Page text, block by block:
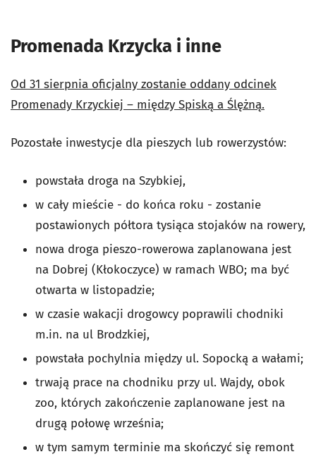
Promenada Krzycka i inne
Od 31 sierpnia oficjalny zostanie oddany odcinek
Promenady Krzyckiej – między Spiską a Ślężną.
Pozostałe inwestycje dla pieszych lub rowerzystów:
powstała droga na Szybkiej,
w cały mieście - do końca roku - zostanie
postawionych półtora tysiąca stojaków na rowery,
nowa droga pieszo-rowerowa zaplanowana jest
na Dobrej (Kłokoczyce) w ramach WBO; ma być
otwarta w listopadzie;
w czasie wakacji drogowcy poprawili chodniki
m.in. na ul Brodzkiej,
powstała pochylnia między ul. Sopocką a wałami;
trwają prace na chodniku przy ul. Wajdy, obok
zoo, których zakończenie zaplanowane jest na
drugą połowę września;
w tym samym terminie ma skończyć się remont